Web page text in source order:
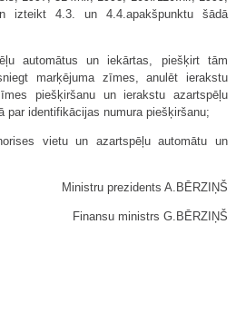
izteikt 4.3. un 4.4.apakšpunktu šādā
automātus un iekārtas, piešķirt tām
marķējuma zīmes, anulēt ierakstu
piešķiršanu un ierakstu azartspēļu
par identifikācijas numura piešķiršanu;
vietu un azartspēļu automātu un
Ministru prezidents A.BĒRZIŅŠ
Finansu ministrs G.BĒRZIŅŠ